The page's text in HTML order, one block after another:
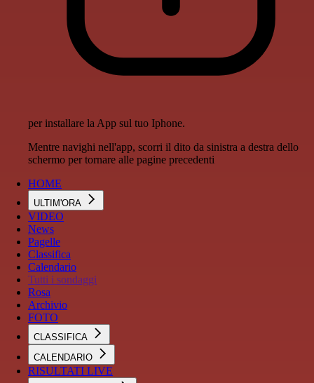
per installare la App sul tuo Iphone.
Mentre navighi nell'app, scorri il dito da sinistra a destra dello
schermo per tornare alle pagine precedenti
HOME
ULTIM'ORA
VIDEO
News
Pagelle
Classifica
Calendario
Tutti i sondaggi
Rosa
Archivio
FOTO
CLASSIFICA
CALENDARIO
RISULTATI LIVE